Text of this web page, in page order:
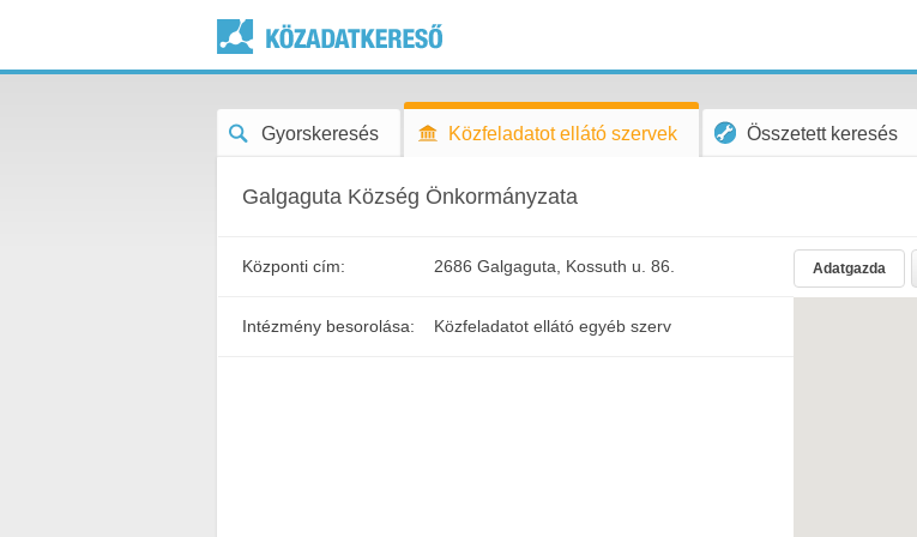
Gyorskeresés Közfeladatot ellátó szervek Összetett keresés
Galgaguta Község Önkormányzata
Központi cím: 2686 Galgaguta, Kossuth u. 86.
Intézmény besorolása: Közfeladatot ellátó egyéb szerv
Adatgazda